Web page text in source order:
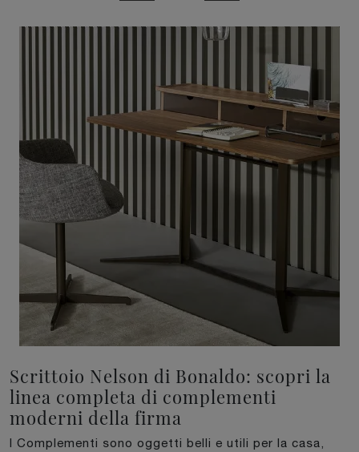
Scrittoio Nelson di Bonaldo: scopri la
linea completa di complementi
moderni della firma
I Complementi sono oggetti belli e utili per la casa,